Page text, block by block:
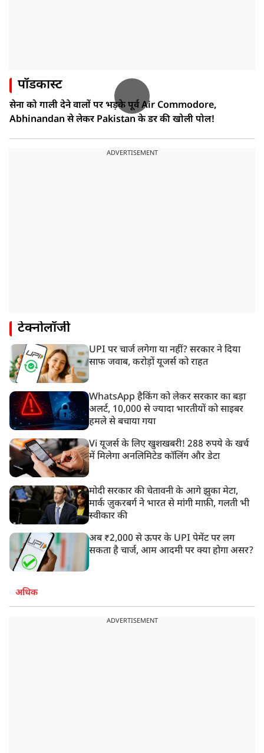
पॉडकास्ट
सेना को गाली देने वालों पर भड़के पूर्व Air Commodore,
Abhinandan से लेकर Pakistan के डर की खोली पोल!
ADVERTISEMENT
टेक्नोलॉजी
UPI पर चार्ज लगेगा या नहीं? सरकार ने दिया
साफ जवाब, करोड़ों यूजर्स को राहत
WhatsApp हैकिंग को लेकर सरकार का बड़ा
अलर्ट, 10,000 से ज्यादा भारतीयों को साइबर
हमले से बचाया गया
Vi यूजर्स के लिए खुशखबरी! 288 रुपये के खर्च
में मिलेगा अनलिमिटेड कॉलिंग और डेटा
मोदी सरकार की चेतावनी के आगे झुका मेटा,
मार्क ज़ुकरबर्ग ने भारत से मांगी माफ़ी, गलती भी
स्वीकार की
अब ₹2,000 से ऊपर के UPI पेमेंट पर लग
सकता है चार्ज, आम आदमी पर क्या होगा असर?
अधिक
ADVERTISEMENT